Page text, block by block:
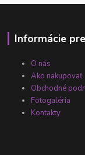
Informácie
O nás
Ako nakupovať
Obchodné
Fotogaléria
Kontakty